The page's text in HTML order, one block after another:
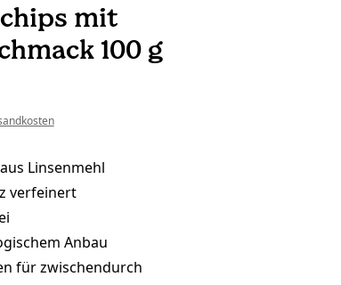
mit
100 g
Linsenmehl
verfeinert
Anbau
für zwischendurch